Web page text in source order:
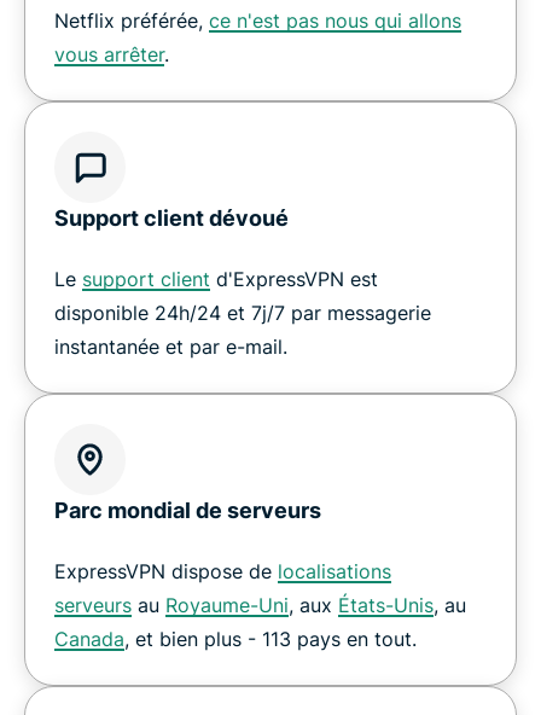
Netflix préférée, ce n'est pas nous qui allons
vous arrêter.
Support client dévoué
Le support client d'ExpressVPN est
disponible 24h/24 et 7j/7 par messagerie
instantanée et par e-mail.
Parc mondial de serveurs
ExpressVPN dispose de localisations
serveurs au Royaume-Uni, aux États-Unis, au
Canada, et bien plus - 113 pays en tout.